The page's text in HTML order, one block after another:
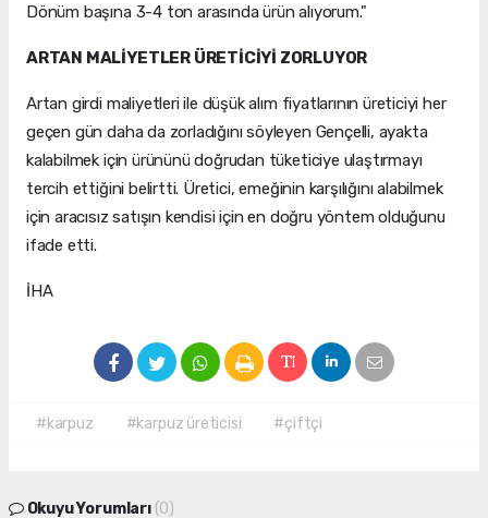
Dönüm başına 3-4 ton arasında ürün alıyorum."
ARTAN MALİYETLER ÜRETİCİYİ ZORLUYOR
Artan girdi maliyetleri ile düşük alım fiyatlarının üreticiyi her
geçen gün daha da zorladığını söyleyen Gençelli, ayakta
kalabilmek için ürününü doğrudan tüketiciye ulaştırmayı
tercih ettiğini belirtti. Üretici, emeğinin karşılığını alabilmek
için aracısız satışın kendisi için en doğru yöntem olduğunu
ifade etti.
İHA
#karpuz #karpuz üreticisi #çiftçi
Okuyu Yorumları (0)